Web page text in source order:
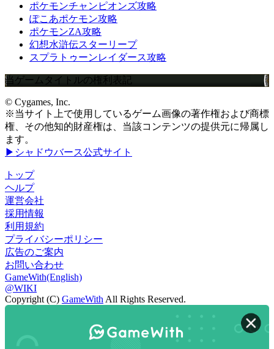
ポケモンチャンピオンズ攻略
ぽこあポケモン攻略
ポケモンZA攻略
幻想水滸伝スターリープ
スプラトゥーンレイダース攻略
当ゲームタイトルの権利表記
© Cygames, Inc.
※当サイト上で使用しているゲーム画像の著作権および商標
権、その他知的財産権は、当該コンテンツの提供元に帰属し
ます。
▶シャドウバース公式サイト
トップ
ヘルプ
運営会社
採用情報
利用規約
プライバシーポリシー
広告のご案内
お問い合わせ
GameWith(English)
@WIKI
Copyright (C) GameWithAll Rights Reserved.